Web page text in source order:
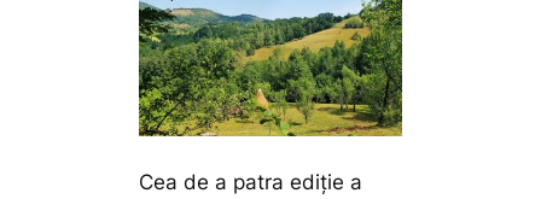
Cea de a patra ediție a